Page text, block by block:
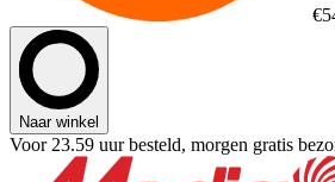
Naar winkel
Voor 23.59 uur besteld, morgen gratis